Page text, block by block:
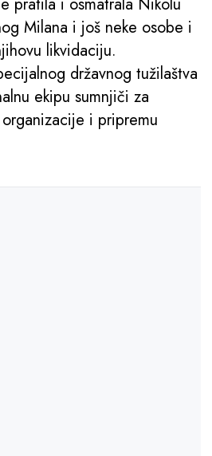
Milana i još neke osobe i
likvidaciju.
državnog tužilaštva
ekipu sumnjiči za
i pripremu